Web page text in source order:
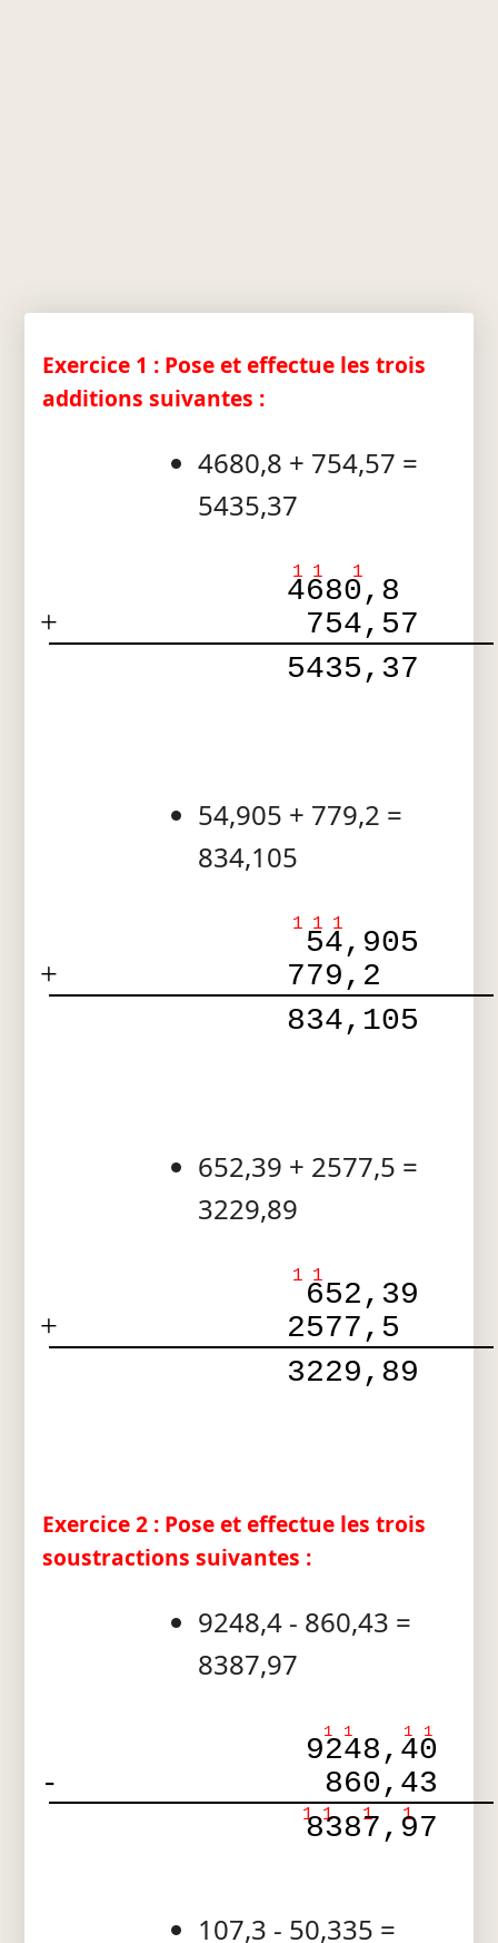
Exercice 1 : Pose et effectue les trois
additions suivantes :
4680,8 + 754,57 =
5435,37
1 1 1
4680,8
+
754,57
5435,37
54,905 + 779,2 =
834,105
1 1 1
54,905
+
779,2
834,105
652,39 + 2577,5 =
3229,89
1 1
652,39
+
2577,5
3229,89
Exercice 2 : Pose et effectue les trois
soustractions suivantes :
9248,4 - 860,43 =
8387,97
1 1 1 1
9248,40
-
860,43
1 1 1 1
8387,97
107,3 - 50,335 =